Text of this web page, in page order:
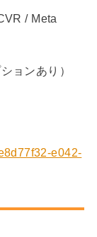
/ Meta
ョンあり）
e042-